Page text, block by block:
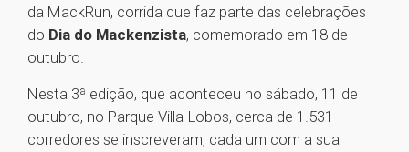
da MackRun, corrida que faz parte das celebrações
do Dia do Mackenzista, comemorado em 18 de
outubro.
Nesta 3ª edição, que aconteceu no sábado, 11 de
outubro, no Parque Villa-Lobos, cerca de 1.531
corredores se inscreveram, cada um com a sua